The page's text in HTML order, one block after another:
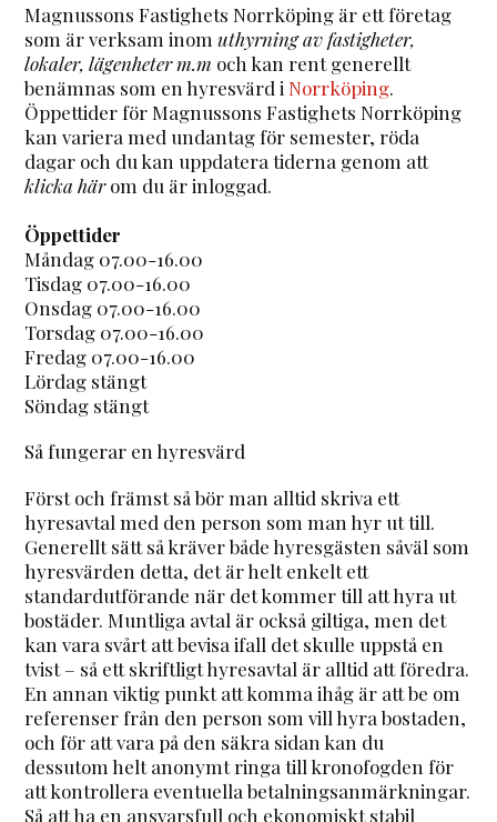
Magnussons Fastighets Norrköping är ett företag
som är verksam inomuthyrning av fastigheter,
lokaler, lägenheter m.m och kan rent generellt
benämnas som en hyresvärd iNorrköping.
Öppettider för Magnussons Fastighets Norrköping
kan variera med undantag för semester, röda
dagar och du kan uppdatera tiderna genom att
klicka härom du är inloggad.
Öppettider
Måndag 07.00-16.00
Tisdag 07.00-16.00
Onsdag 07.00-16.00
Torsdag 07.00-16.00
Fredag 07.00-16.00
Lördag stängt
Söndag stängt
Så fungerar en hyresvärd
Först och främst så bör man alltid skriva ett
hyresavtal med den person som man hyr ut till.
Generellt sätt så kräver både hyresgästen såväl som
hyresvärden detta, det är helt enkelt ett
standardutförande när det kommer till att hyra ut
bostäder. Muntliga avtal är också giltiga, men det
kan vara svårt att bevisa ifall det skulle uppstå en
tvist – så ett skriftligt hyresavtal är alltid att föredra.
En annan viktig punkt att komma ihåg är att be om
referenser från den person som vill hyra bostaden,
och för att vara på den säkra sidan kan du
dessutom helt anonymt ringa till kronofogden för
att kontrollera eventuella betalningsanmärkningar.
Så att ha en ansvarsfull och ekonomiskt stabil